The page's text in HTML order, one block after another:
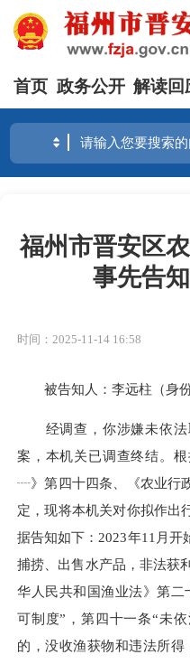
首页 政务公开 解读回
福州市晋安区
事先告
时间：2025-11-14 16:58
被告知人：李远柱（身
经调查，你涉嫌未依法
案，本机关已调查终结。
┈》第四十四条、《农业行
定，现将本机关对你拟作出
据告知如下：2023年11月
捕捞、出售水产品，非法获
华人民共和国渔业法》第
可制度”，第四十一条“未
的，没收渔获物和违法所